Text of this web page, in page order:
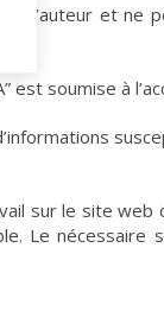
d’auteur et ne
est soumise à
sur le site web
Le